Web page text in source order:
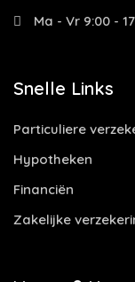
Ma - Vr 9:00 -
Snelle Links
Particuliere
Hypotheken
Financiën
Zakelijke